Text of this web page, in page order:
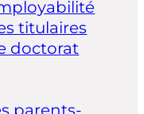
titulaires
doctorat
parents-